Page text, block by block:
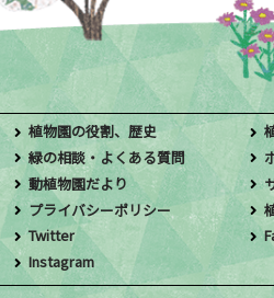
植物園の役割、歴史
緑の相談・よくある質問
動植物園だより
プライバシーポリシー
Twitter
Instagram